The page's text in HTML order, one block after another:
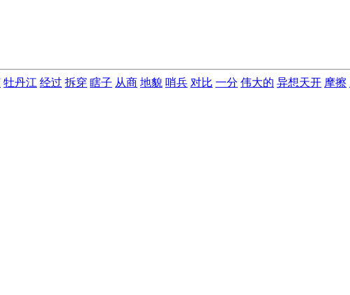
牡丹江 经过 拆穿 瞎子 从商 地貌 哨兵 对比 一分 伟大的 异想天开 摩擦